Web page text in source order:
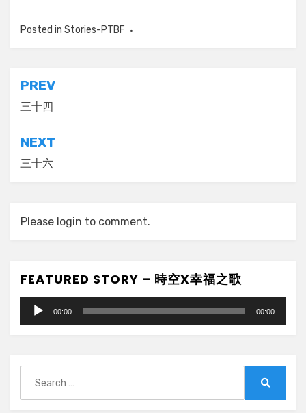
Posted in Stories-PTBF
Post
navigation
PREV
三十四
NEXT
三十六
Please login to comment.
FEATURED STORY – 時空X幸福之歌
Audio
Player
00:00 00:00
for: